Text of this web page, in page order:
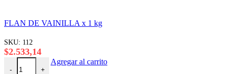
FLAN DE VAINILLA x 1 kg
SKU: 112
$2.533,14
-
FLAN DE VAINILLA x 1 kg cantidad
+
Agregar al carrito